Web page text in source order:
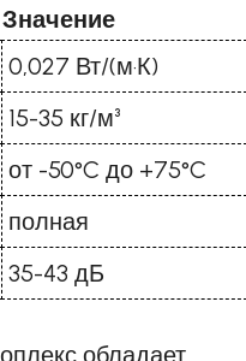
Значение
0,027 Вт/(м·К)
15-35 кг/м³
от -50°C до +75°C
полная
35-43 дБ
обладает